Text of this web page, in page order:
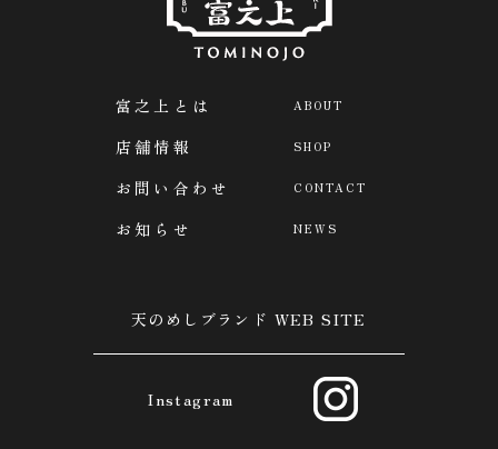
富之上とは ABOUT
店舗情報 SHOP
お問い合わせ CONTACT
お知らせ NEWS
天のめしブランド WEB SITE
Instagram